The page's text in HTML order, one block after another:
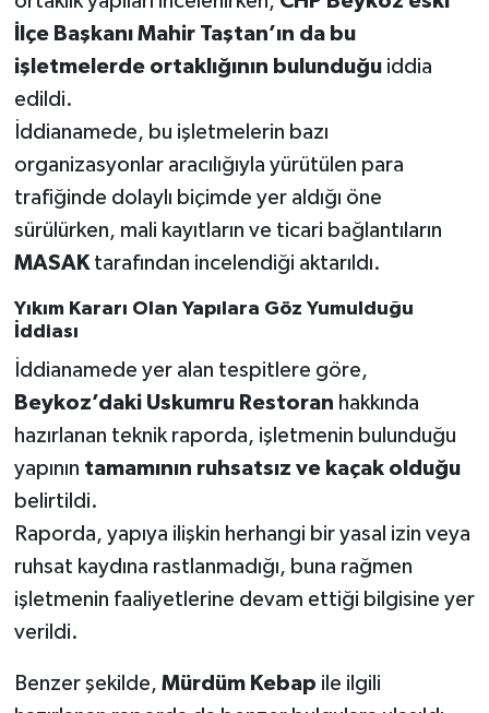
İlçe Başkanı Mahir Taştan’ın da bu
işletmelerde ortaklığının bulunduğuiddia
edildi.
İddianamede, bu işletmelerin bazı
organizasyonlar aracılığıyla yürütülen para
trafiğinde dolaylı biçimde yer aldığı öne
sürülürken, mali kayıtların ve ticari bağlantıların
MASAKtarafından incelendiği aktarıldı.
Yıkım Kararı Olan Yapılara Göz Yumulduğu
İddiası
İddianamede yer alan tespitlere göre,
Beykoz’daki Uskumru Restoran hakkında
hazırlanan teknik raporda, işletmenin bulunduğu
yapının tamamının ruhsatsız ve kaçak olduğu
belirtildi.
Raporda, yapıya ilişkin herhangi bir yasal izin veya
ruhsat kaydına rastlanmadığı, buna rağmen
işletmenin faaliyetlerine devam ettiği bilgisine yer
verildi.
Benzer şekilde, Mürdüm Kebap ile ilgili